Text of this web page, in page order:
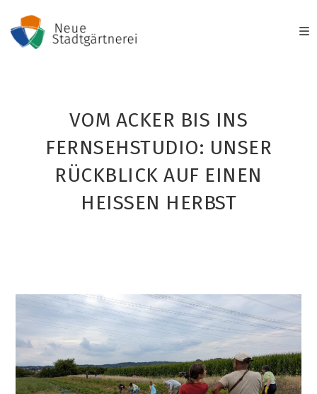
Inhalt
springen
VOM ACKER BIS INS
FERNSEHSTUDIO: UNSER
RÜCKBLICK AUF EINEN
HEISSEN HERBST